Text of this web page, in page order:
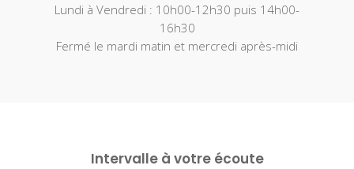
Lundi à Vendredi : 10h00-12h30 puis 14h00-
16h30
Fermé le mardi matin et mercredi après-midi
Intervalle à votre écoute